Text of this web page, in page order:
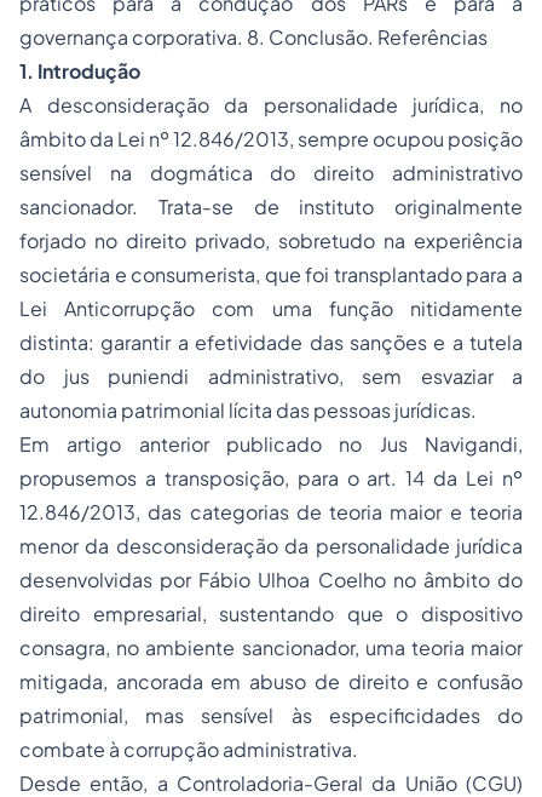
governança corporativa. 8. Conclusão. Referências
1. Introdução
A desconsideração da personalidade jurídica, no
âmbito da Lei nº 12.846/2013, sempre ocupou posição
sensível na dogmática do direito administrativo
sancionador. Trata-se de instituto originalmente
forjado no direito privado, sobretudo na experiência
societária e consumerista, que foi transplantado para a
Lei Anticorrupção com uma função nitidamente
distinta: garantir a efetividade das sanções e a tutela
do jus puniendi administrativo, sem esvaziar a
autonomia patrimonial lícita das pessoas jurídicas.
Em artigo anterior publicado no Jus Navigandi,
propusemos a transposição, para o art. 14 da Lei nº
12.846/2013, das categorias de teoria maior e teoria
menor da desconsideração da personalidade jurídica
desenvolvidas por Fábio Ulhoa Coelho no âmbito do
direito empresarial, sustentando que o dispositivo
consagra, no ambiente sancionador, uma teoria maior
mitigada, ancorada em abuso de direito e confusão
patrimonial, mas sensível às especificidades do
combate à corrupção administrativa.
Desde então, a Controladoria-Geral da União (CGU)